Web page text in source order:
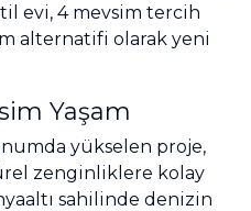
evi, 4 mevsim tercih
alternatifi olarak yeni
Yaşam
yükselen proje,
zenginliklere kolay
sahilinde denizin